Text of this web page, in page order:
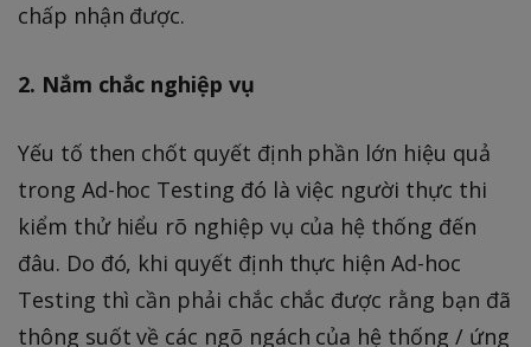
chấp nhận được.
2. Nắm chắc nghiệp vụ
Yếu tố then chốt quyết định phần lớn hiệu quả
trong Ad-hoc Testing đó là việc người thực thi
kiểm thử hiểu rõ nghiệp vụ của hệ thống đến
đâu. Do đó, khi quyết định thực hiện Ad-hoc
Testing thì cần phải chắc chắc được rằng bạn đã
thông suốt về các ngõ ngách của hệ thống / ứng